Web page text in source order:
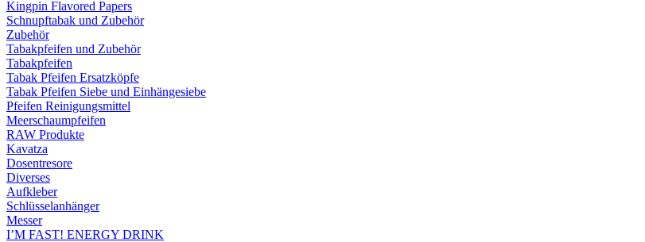
Kingpin Flavored Papers
Schnupftabak und Zubehör
Zubehör
Tabakpfeifen und Zubehör
Tabakpfeifen
Tabak Pfeifen Ersatzköpfe
Tabak Pfeifen Siebe und Einhängesiebe
Pfeifen Reinigungsmittel
Meerschaumpfeifen
RAW Produkte
Kavatza
Dosentresore
Diverses
Aufkleber
Schlüsselanhänger
Messer
I’M FAST! ENERGY DRINK